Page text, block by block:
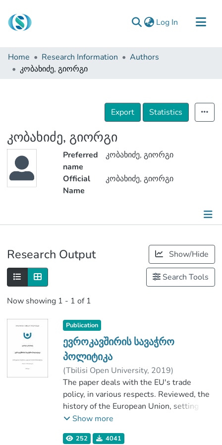
Log In (current)
Communities & Collections
Browse
Home Research Information
Authors
კობახიძე, გიორგი
Export Statistics
კობახიძე, გიორგი
Preferred
name
კობახიძე, გიორგი
Official
Name
კობახიძე, გიორგი
Research Output Show/Hide
Search Tools
Now showing 1 - 1 of 1
Publication
ევროკავშირის სავაჭრო
პოლიტიკა
(Tbilisi Open University, 2019)
კობახიძე, გიორგი
;
გრიგოლაია, ნინო
;
School of Business and Engineering
Tbilisi Open University
The paper deals with the EU's trade
policy, in various respects. Reviewed, the
history of the European Union, setting the
date of the most recent period. Highlights,
projects and failures, which the EU has
Show more
252 4041